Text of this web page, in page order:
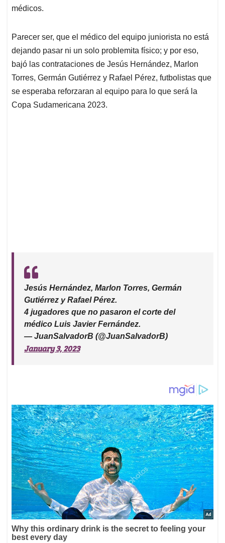
médicos.
Parecer ser, que el médico del equipo juniorista no está
dejando pasar ni un solo problemita físico; y por eso,
bajó las contrataciones de Jesús Hernández, Marlon
Torres, Germán Gutiérrez y Rafael Pérez, futbolistas que
se esperaba reforzaran al equipo para lo que será la
Copa Sudamericana 2023.
Jesús Hernández, Marlon Torres, Germán
Gutiérrez y Rafael Pérez.
4 jugadores que no pasaron el corte del
médico Luis Javier Fernández.
— JuanSalvadorB (@JuanSalvadorB)
January 3, 2023